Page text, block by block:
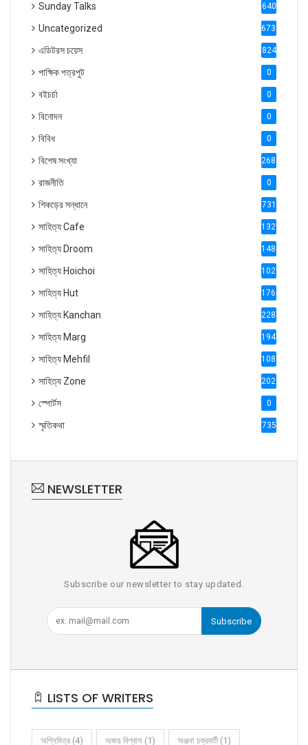
Sunday Talks 640
Uncategorized 6738
এডিটরস চয়েস 824
পাক্ষিক পত্রপুট 0
বইচর্চা 0
বিনোদন 0
বিবিধ 0
বিশেষ সংখ্যা 2686
রাজনীতি 0
শিকড়ের সন্ধানে 731
সাহিত্য Cafe 1321
সাহিত্য Droom 1488
সাহিত্য Hoichoi 1027
সাহিত্য Hut 1769
সাহিত্য Kanchan 2287
সাহিত্য Marg 1947
সাহিত্য Mehfil 1088
সাহিত্য Zone 2028
স্পোর্টস 0
স্মৃতিকথা 735
NEWSLETTER
Subscribe our newsletter to stay updated.
Subscribe
LISTS OF WRITERS
অগ্নিমিত্র (4) অজয় বিশ্বাস (1) অঞ্জনা চক্রবর্তী (1)